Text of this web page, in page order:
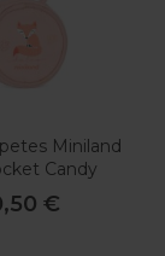
Miniland
Candy
€